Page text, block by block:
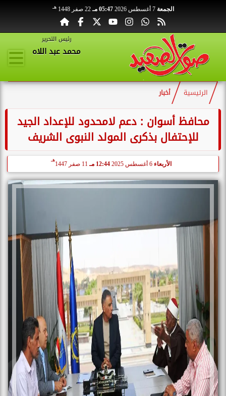
الجمعة 7 أغسطس 2026 05:47 مـ 22 صفر 1448 هـ
رئيس التحرير
محمد عبد اللاه
الرئيسية أخبار
محافظ أسوان : دعم لامحدود للإعداد الجيد
للإحتفال بذكرى المولد النبوى الشريف
الأربعاء 6 أغسطس 2025 12:44 مـ 11 صفر 1447
هـ